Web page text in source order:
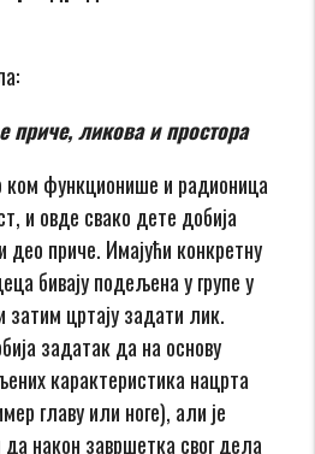
ликова и простора
ком функционише и радионица
и овде свако дете добија
део приче. Имајући конкретну
бивају подељена у групе у
затим цртају задати лик.
задатак да на основу
карактеристика нацрта
главу или ноге), али је
након завршетка свог дела